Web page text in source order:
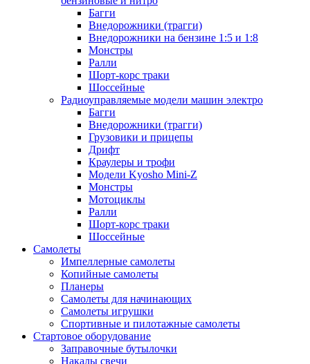
Багги
Внедорожники (трагги)
Внедорожники на бензине 1:5 и 1:8
Монстры
Ралли
Шорт-корс траки
Шоссейные
Радиоуправляемые модели машин электро
Багги
Внедорожники (трагги)
Грузовики и прицепы
Дрифт
Краулеры и трофи
Модели Kyosho Mini-Z
Монстры
Мотоциклы
Ралли
Шорт-корс траки
Шоссейные
Самолеты
Импеллерные самолеты
Копийные самолеты
Планеры
Самолеты для начинающих
Самолеты игрушки
Спортивные и пилотажные самолеты
Стартовое оборудование
Заправочные бутылочки
Накалы свечи